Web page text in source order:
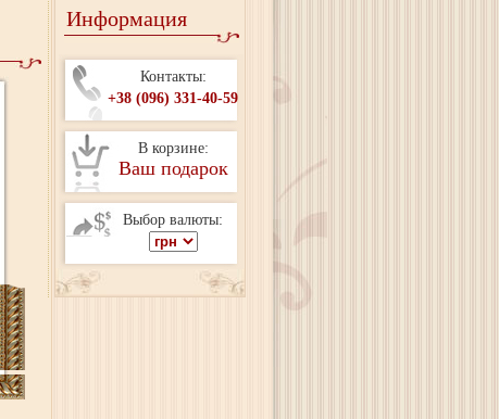
Информация
Контакты:
+38 (096) 331-40-59
В корзине:
Ваш подарок
Выбор валюты: